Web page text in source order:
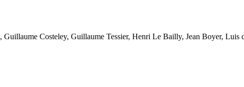
Costeley, Guillaume Tessier, Henri Le Bailly, Jean Boyer, Luis